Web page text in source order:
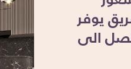
يوفر
تصل الى